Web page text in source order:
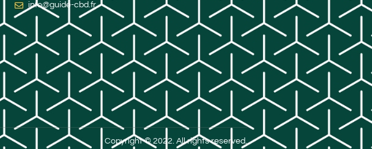
info@guide-cbd.fr
Copyright © 2022. All rights reserved.